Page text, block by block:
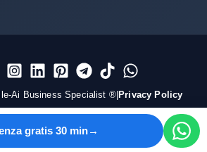
Ai Business Specialist ®| Privacy Policy
gratis 30 min